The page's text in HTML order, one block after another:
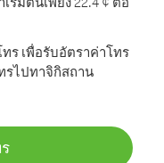
ร เพื่อรับอัตราค่าโทร
รไปทาจิกิสถาน